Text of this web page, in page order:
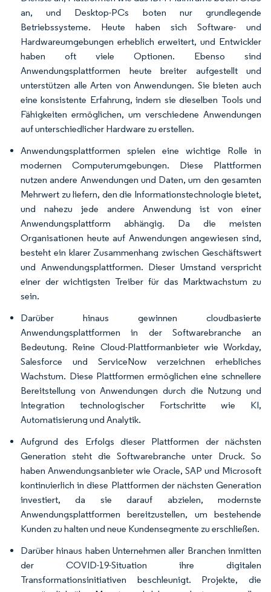
an, und Desktop-PCs boten nur grundlegende
Betriebssysteme. Heute haben sich Software- und
Hardwareumgebungen erheblich erweitert, und Entwickler
haben oft viele Optionen. Ebenso sind
Anwendungsplattformen heute breiter aufgestellt und
unterstützen alle Arten von Anwendungen. Sie bieten auch
eine konsistente Erfahrung, indem sie dieselben Tools und
Fähigkeiten ermöglichen, um verschiedene Anwendungen
auf unterschiedlicher Hardware zu erstellen.
Anwendungsplattformen spielen eine wichtige Rolle in
modernen Computerumgebungen. Diese Plattformen
nutzen andere Anwendungen und Daten, um den gesamten
Mehrwert zu liefern, den die Informationstechnologie bietet,
und nahezu jede andere Anwendung ist von einer
Anwendungsplattform abhängig. Da die meisten
Organisationen heute auf Anwendungen angewiesen sind,
besteht ein klarer Zusammenhang zwischen Geschäftswert
und Anwendungsplattformen. Dieser Umstand verspricht
einer der wichtigsten Treiber für das Marktwachstum zu
sein.
Darüber hinaus gewinnen cloudbasierte
Anwendungsplattformen in der Softwarebranche an
Bedeutung. Reine Cloud-Plattformanbieter wie Workday,
Salesforce und ServiceNow verzeichnen erhebliches
Wachstum. Diese Plattformen ermöglichen eine schnellere
Bereitstellung von Anwendungen durch die Nutzung und
Integration technologischer Fortschritte wie KI,
Automatisierung und Analytik.
Aufgrund des Erfolgs dieser Plattformen der nächsten
Generation steht die Softwarebranche unter Druck. So
haben Anwendungsanbieter wie Oracle, SAP und Microsoft
kontinuierlich in diese Plattformen der nächsten Generation
investiert, da sie darauf abzielen, modernste
Anwendungsplattformen bereitzustellen, um bestehende
Kunden zu halten und neue Kundensegmente zu erschließen.
Darüber hinaus haben Unternehmen aller Branchen inmitten
der COVID-19-Situation ihre digitalen
Transformationsinitiativen beschleunigt. Projekte, die